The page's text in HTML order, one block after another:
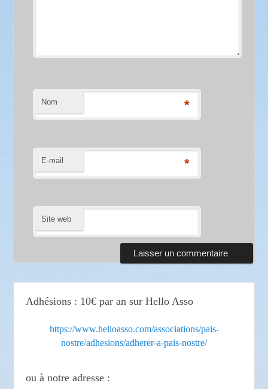
Nom *
E-mail *
Site web
Adhésions : 10€ par an sur Hello Asso
https://www.helloasso.com/associations/pais-
nostre/adhesions/adherer-a-pais-nostre/
ou à notre adresse :